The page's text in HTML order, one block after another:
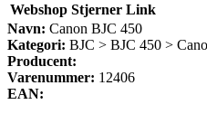
Webshop Stjerner Link
Navn: Canon BJC 450
Kategori: BJC > BJC 450 >
Producent:
Varenummer: 12406
EAN: